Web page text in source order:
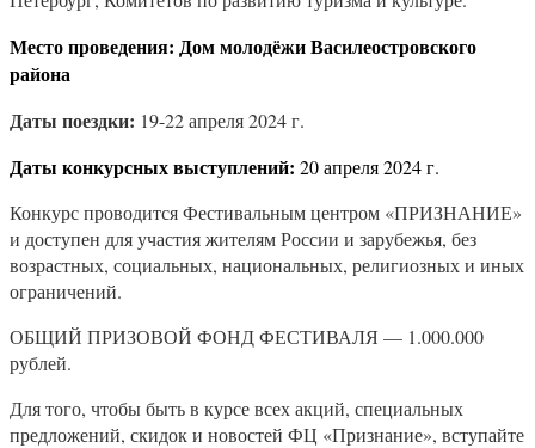
Место проведения: Дом молодёжи Василеостровского
района
Даты поездки: 19-22 апреля 2024 г.
Даты конкурсных выступлений: 20 апреля 2024 г.
Конкурс проводится Фестивальным центром «ПРИЗНАНИЕ»
и доступен для участия жителям России и зарубежья, без
возрастных, социальных, национальных, религиозных и иных
ограничений.
ОБЩИЙ ПРИЗОВОЙ ФОНД ФЕСТИВАЛЯ — 1.000.000
рублей.
Для того, чтобы быть в курсе всех акций, специальных
предложений, скидок и новостей ФЦ «Признание», вступайте